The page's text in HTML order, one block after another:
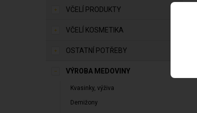
VČELÍ PRODUKTY
VČELÍ KOSMETIKA
OSTATNÍ POTŘEBY
VÝROBA MEDOVINY
Kvasinky, výživa
Demižony